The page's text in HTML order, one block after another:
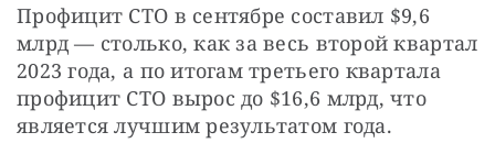
Профицит СТО в сентябре составил $9,6
млрд — столько, как за весь второй квартал
2023 года, а по итогам третьего квартала
профицит СТО вырос до $16,6 млрд, что
является лучшим результатом года.